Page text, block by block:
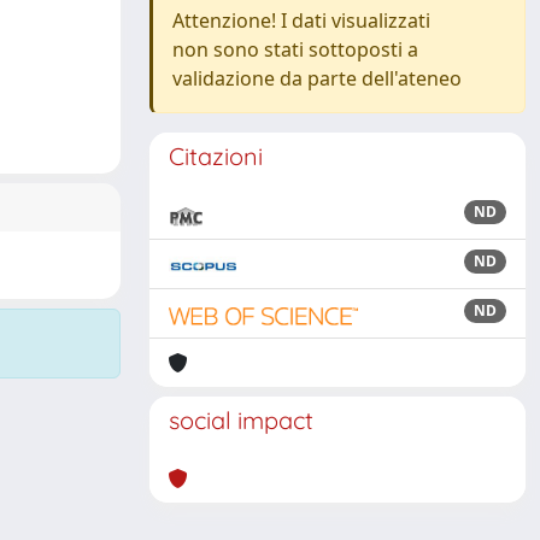
Attenzione! I dati visualizzati
non sono stati sottoposti a
validazione da parte dell'ateneo
Citazioni
ND
ND
ND
social impact